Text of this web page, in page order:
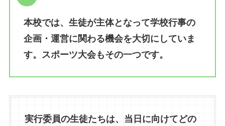
本校では、生徒が主体となって学校行事の
企画・運営に関わる機会を大切にしていま
す。スポーツ大会もその一つです。
実行委員の生徒たちは、当日に向けてどの